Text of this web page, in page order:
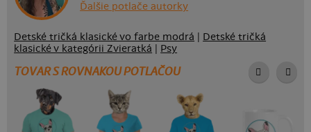
Ďalšie potlače autorky
Detské tričká klasické vo farbe modrá
Detské tričká
klasické v kategórii Zvieratká
Psy
TOVAR S ROVNAKOU POTLAČOU